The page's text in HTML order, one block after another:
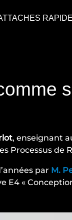
, enseignant
Processus de
par M.
E4 «